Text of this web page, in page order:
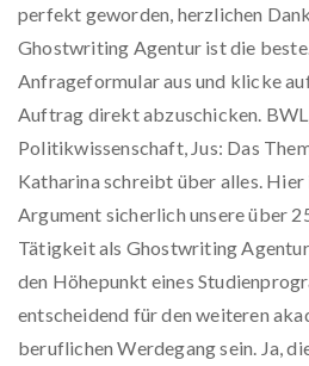
perfekt geworden, herzlichen
Ghostwriting Agentur ist die
Anfrageformular aus und klicke
Auftrag direkt abzuschicken.
Politikwissenschaft, Jus: Das
Katharina schreibt über alles. Hier
Argument sicherlich unsere über
Tätigkeit als Ghostwriting
den Höhepunkt eines
entscheidend für den weiteren
beruflichen Werdegang sein. Ja,